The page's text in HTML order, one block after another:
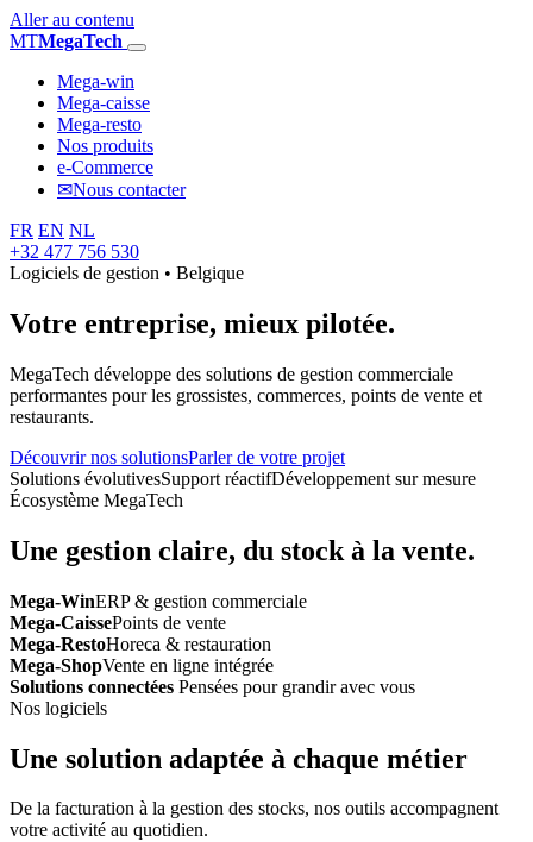
Aller au contenu
MTMegaTech
Mega-win
Mega-caisse
Mega-resto
Nos produits
e-Commerce
✉Nous contacter
FR EN NL
+32 477 756 530
Logiciels de gestion • Belgique
Votre entreprise, mieux pilotée.
MegaTech développe des solutions de gestion commerciale
performantes pour les grossistes, commerces, points de vente et
restaurants.
Découvrir nos solutionsParler de votre projet
Solutions évolutivesSupport réactifDéveloppement sur mesure
Écosystème MegaTech
Une gestion claire, du stock à la vente.
Mega-WinERP & gestion commerciale
Mega-CaissePoints de vente
Mega-RestoHoreca & restauration
Mega-ShopVente en ligne intégrée
Solutions connectées Pensées pour grandir avec vous
Nos logiciels
Une solution adaptée à chaque métier
De la facturation à la gestion des stocks, nos outils accompagnent
votre activité au quotidien.